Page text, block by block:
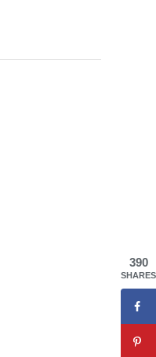
390
SHARES